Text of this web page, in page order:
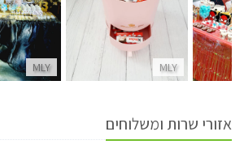
MLY
MLY
אזורי שרות ומשלוחים